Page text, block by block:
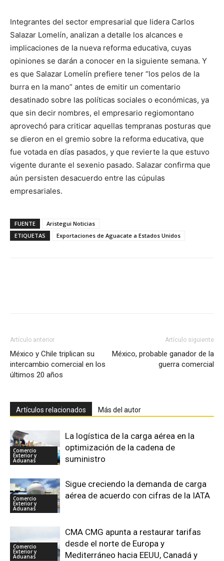
Integrantes del sector empresarial que lidera Carlos
Salazar Lomelín, analizan a detalle los alcances e
implicaciones de la nueva reforma educativa, cuyas
opiniones se darán a conocer en la siguiente semana. Y
es que Salazar Lomelín prefiere tener “los pelos de la
burra en la mano” antes de emitir un comentario
desatinado sobre las políticas sociales o económicas, ya
que sin decir nombres, el empresario regiomontano
aprovechó para criticar aquellas tempranas posturas que
se dieron en el gremio sobre la reforma educativa, que
fue votada en días pasados, y que revierte la que estuvo
vigente durante el sexenio pasado. Salazar confirma que
aún persisten desacuerdo entre las cúpulas
empresariales.
FUENTE
Aristegui Noticias
ETIQUETAS
Exportaciones de Aguacate a Estados Unidos
Artículo anterior
México y Chile triplican su
intercambio comercial en los
últimos 20 años
Artículo siguiente
México, probable ganador de la
guerra comercial
Artículos relacionados Más del autor
Comercio
Exterior y
Aduanas
La logística de la carga aérea en la
optimización de la cadena de
suministro
Comercio
Exterior y
Aduanas
Sigue creciendo la demanda de carga
aérea de acuerdo con cifras de la IATA
Comercio
Exterior y
Aduanas
CMA CMG apunta a restaurar tarifas
desde el norte de Europa y
Mediterráneo hacia EEUU, Canadá y